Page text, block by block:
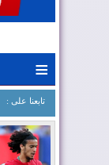
≡
: تابعنا على